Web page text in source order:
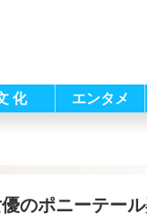
化 エンタメ
優のポニーテー